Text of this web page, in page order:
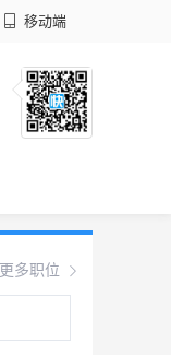
移动端
更多职位